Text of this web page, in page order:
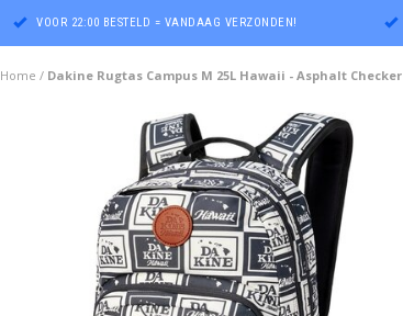
VOOR 22:00 BESTELD = VANDAAG VERZONDEN!
Home / Dakine Rugtas Campus M 25L Hawaii - Asphalt Checker